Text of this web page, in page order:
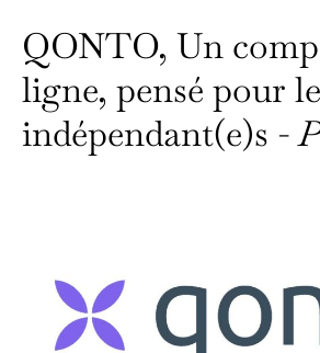
QONTO, Un
ligne, pensé pour
indépendant(e)s -